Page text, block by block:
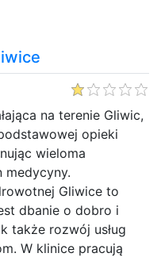
na terenie Gliwic,
opieki
wieloma
medycyny.
Gliwice to
dbanie o dobro i
także rozwój usług
W klinice pracują